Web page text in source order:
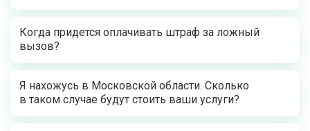
Когда придется оплачивать штраф за ложный
вызов?
Я нахожусь в Московской области. Сколько
в таком случае будут стоить ваши услуги?